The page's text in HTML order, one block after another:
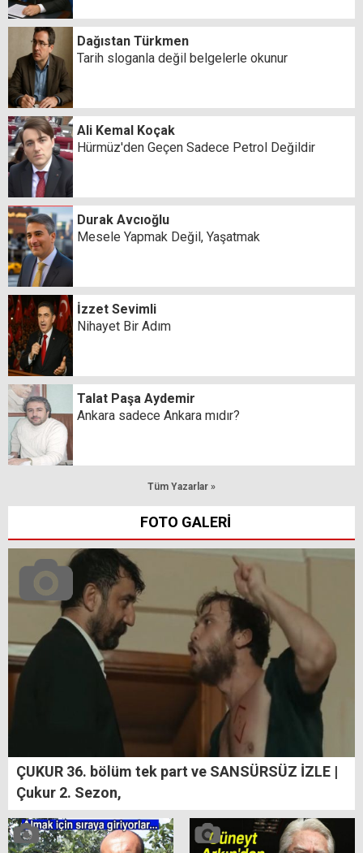
Dağıstan Türkmen
Tarih sloganla değil belgelerle okunur
Ali Kemal Koçak
Hürmüz'den Geçen Sadece Petrol Değildir
Durak Avcıoğlu
Mesele Yapmak Değil, Yaşatmak
İzzet Sevimli
Nihayet Bir Adım
Talat Paşa Aydemir
Ankara sadece Ankara mıdır?
Tüm Yazarlar »
FOTO GALERİ
ÇUKUR 36. bölüm tek part ve SANSÜRSÜZ İZLE |
Çukur 2. Sezon,